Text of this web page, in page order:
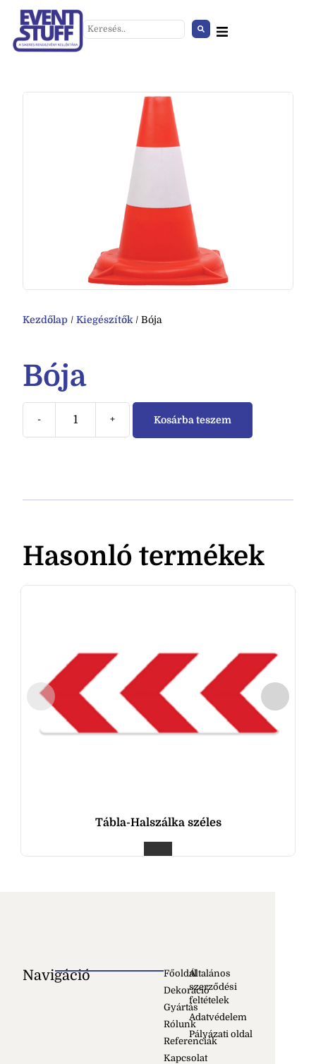
Kezdőlap / Kiegészítők / Bója
Bója
- + Kosárba teszem
Hasonló termékek
Tábla-Halszálka széles
Navigáció
Főoldal
Dekoráció
Gyártás
Rólunk
Referenciák
Kapcsolat
Általános
szerződési
feltételek
Adatvédelem
Pályázati oldal
Üveg váza